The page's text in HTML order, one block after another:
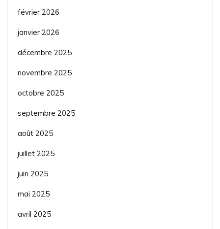
février 2026
janvier 2026
décembre 2025
novembre 2025
octobre 2025
septembre 2025
août 2025
juillet 2025
juin 2025
mai 2025
avril 2025